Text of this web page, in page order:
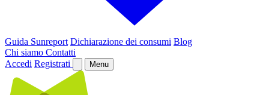
Guida Sunreport Dichiarazione dei consumi Blog
Chi siamo Contatti
Accedi Registrati Menu